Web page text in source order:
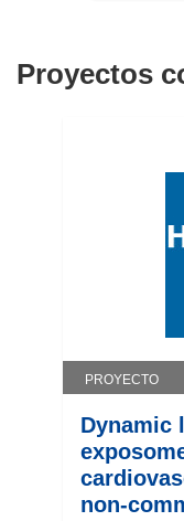
Proyectos
PROYECTO
Dynamic
non-